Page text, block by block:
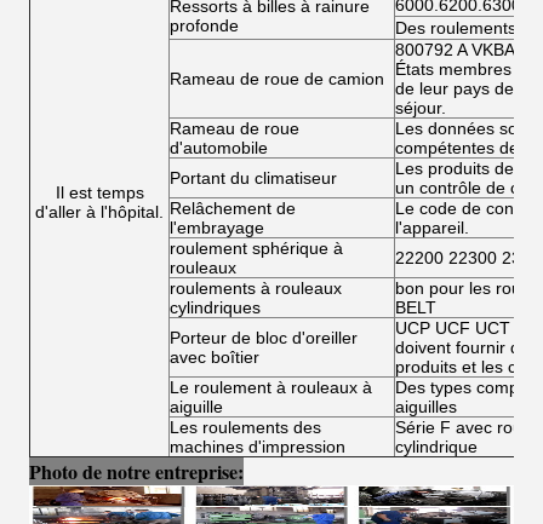
Il est temps
d'aller à l'hôpital.
Ressorts à billes à rainure
profonde
Des roulements à
Rameau de roue de camion
800792 A VKBA
États membres
de leur pays de
séjour.
Rameau de roue
d'automobile
Les données sont
compétentes de
Portant du climatiseur
Les produits de la
un contrôle de
Relâchement de
l'embrayage
Le code de
l'appareil.
roulement sphérique à
rouleaux
22200 22300
roulements à rouleaux
cylindriques
bon pour les
BELT
Porteur de bloc d'oreiller
avec boîtier
UCP UCF UCT
doivent fournir
produits et les
Le roulement à rouleaux à
aiguille
Des types
aiguilles
Les roulements des
machines d'impression
Série F avec
cylindrique
Photo de notre entreprise: